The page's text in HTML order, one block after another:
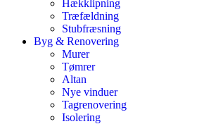
Hækklipning
Træfældning
Stubfræsning
Byg & Renovering
Murer
Tømrer
Altan
Nye vinduer
Tagrenovering
Isolering